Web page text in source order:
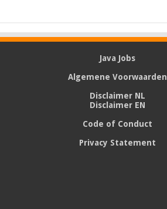
Java Jobs
Algemene Voorwaarden
Disclaimer NL
Disclaimer EN
Code of Conduct
Privacy Statement